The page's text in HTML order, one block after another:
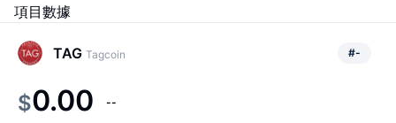
項目數據
TAG Tagcoin #-
$0.00 --